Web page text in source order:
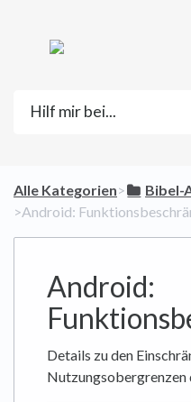
Alle Kategorien​>​ ​Bibel-
>​ Android:
Android:
Details zu den